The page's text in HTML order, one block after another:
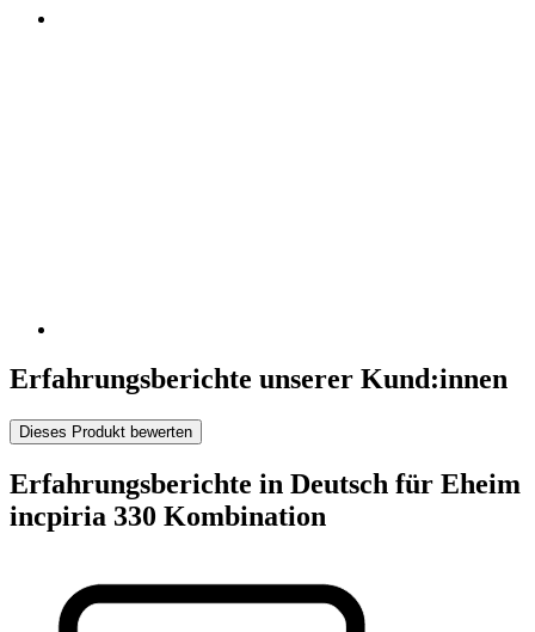
Erfahrungsberichte unserer Kund:innen
Dieses Produkt bewerten
Erfahrungsberichte in Deutsch für Eheim
incpiria 330 Kombination